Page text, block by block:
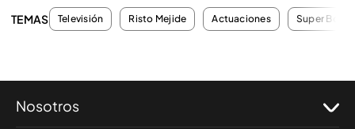
TEMAS Televisión Risto Mejide Actuaciones Super Bowl
Nosotros